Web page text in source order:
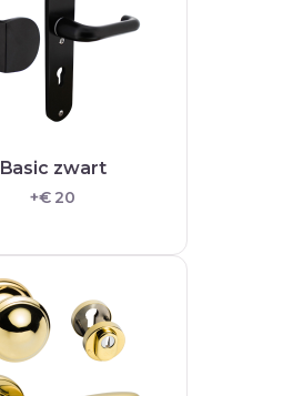
Basic zwart
+€ 20